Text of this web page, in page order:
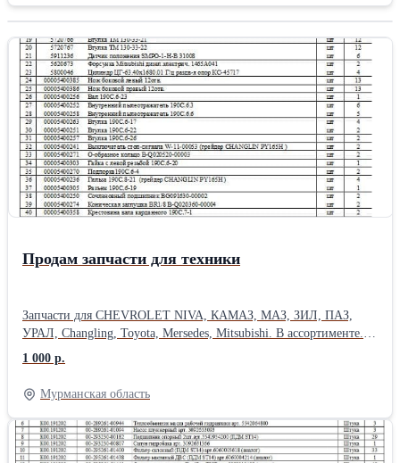
- 23 шт. Вес - 47 кг. Крепление РВД гидромотора под болт - M12.
ГСТ-112 на масле МГЕ–46В ТУ 38.001347-83 с гидронасосами
или тандем насосами PVH112 (ТН-112-2) аксиально-поршневого
типа. Прокачка гидросистемы производится нагнетателем через
дренажную полость нижней точки гидромотора на технике.
Гидромоторы в наличии. Экспресс поставка гидромоторов MFH-
112 для зерноуборочных и кормоуборочных комбайнов -
Полесье, Дон-1500Б, Вектор и другой спецтехники -
24/7.MFH112: MFH-112 Длина: 22 см Ширина: 22 см Высота: 45
см Вес: 47 кг Способ упаковки: Паллетный борт.
Продам запчасти для техники
Запчасти для CHEVROLET NIVA, КАМАЗ, МАЗ, ЗИЛ, ПАЗ,
УРАЛ, Changling, Toyota, Mersedes, Mitsubishi. В ассортименте.
Цена договорная. Дополнительная информация по запросу
1 000 р.
Мурманская область